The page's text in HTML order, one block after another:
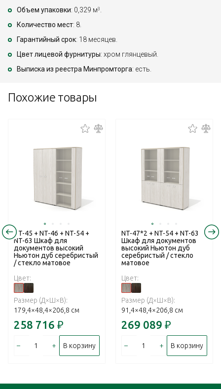
Объем упаковки: 0,329 м3 .
Количество мест: 8.
Гарантийный срок: 18 месяцев.
Цвет лицевой фурнитуры: хром глянцевый.
Выписка из реестра Минпромторга: есть.
Похожие товары
NT-45 + NT-46 + NT-54 +
NT-63 Шкаф для
документов высокий
Ньютон дуб серебристый
/ стекло матовое
Цвет:
Размер (Д×Ш×В):
179,4×48,4×206,8 см
258 716 ₽
– + В корзину
NT-47*2 + NT-54 + NT-63
Шкаф для документов
высокий Ньютон дуб
серебристый / стекло
матовое
Цвет:
Размер (Д×Ш×В):
91,4×48,4×206,8 см
269 089 ₽
– + В корзину